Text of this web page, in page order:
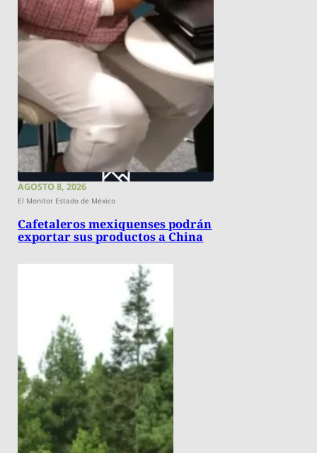
AGOSTO 8, 2026
El Monitor Estado de México
Cafetaleros mexiquenses podrán
exportar sus productos a China